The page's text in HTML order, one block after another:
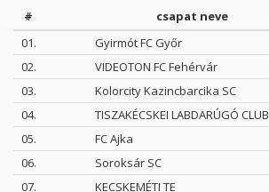
# csapat neve
01.
Gyirmót FC Győr
02.
VIDEOTON FC Fehérvár
03.
Kolorcity Kazincbarcika SC
04.
TISZAKÉCSKEI LABDARÚGÓ CLUB
05.
FC Ajka
06.
Soroksár SC
07.
KECSKEMÉTI TE